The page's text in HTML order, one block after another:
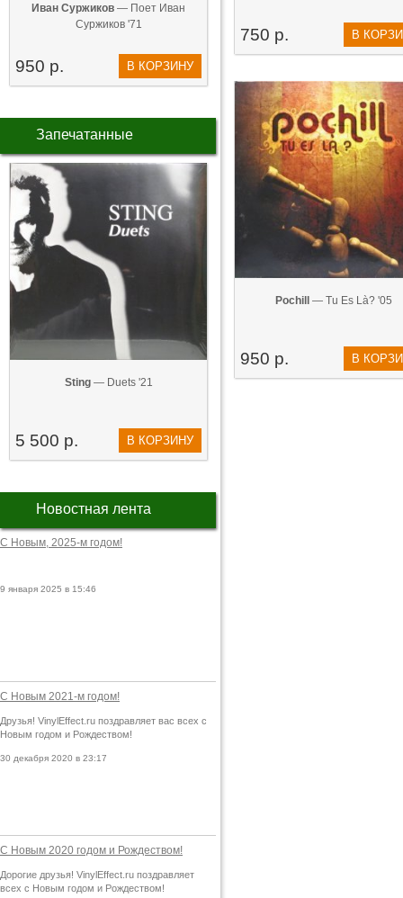
Иван Суржиков — Поет Иван
Суржиков '71
950 р. В КОРЗИНУ
Запечатанные
Sting— Duets '21
5 500 р. В КОРЗИНУ
Новостная лента
С Новым, 2025-м годом!
9 января 2025 в 15:46
С Новым 2021-м годом!
Друзья! VinylEffect.ru поздравляет вас всех с
Новым годом и Рождеством!
30 декабря 2020 в 23:17
С Новым 2020 годом и Рождеством!
Дорогие друзья! VinylEffect.ru поздравляет
всех с Новым годом и Рождеством!
750 р. В
Pochill — Tu Es Là? '05
950 р. В